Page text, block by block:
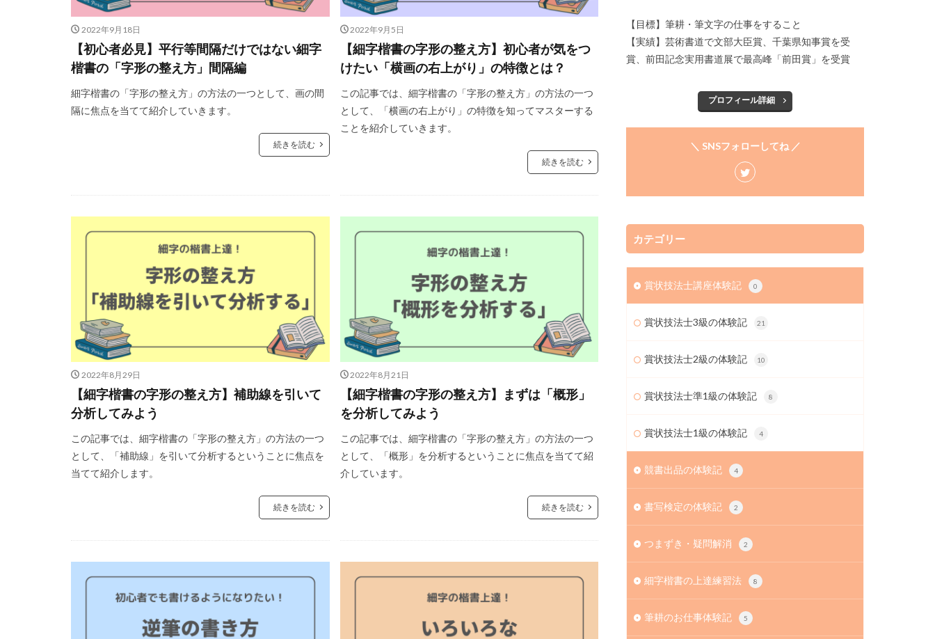
2022年9月18日
【初心者必見】平行等間隔だけではない細字
楷書の「字形の整え方」間隔編
細字楷書の「字形の整え方」の方法の一つとして、画の間
隔に焦点を当てて紹介していきます。
続きを読む
2022年9月5日
【細字楷書の字形の整え方】初心者が気をつ
けたい「横画の右上がり」の特徴とは？
この記事では、細字楷書の「字形の整え方」の方法の一つ
として、「横画の右上がり」の特徴を知ってマスターする
ことを紹介していきます。
続きを読む
2022年8月29日
【細字楷書の字形の整え方】補助線を引いて
分析してみよう
この記事では、細字楷書の「字形の整え方」の方法の一つ
として、「補助線」を引いて分析するということに焦点を
当てて紹介します。
続きを読む
2022年8月21日
【細字楷書の字形の整え方】まずは「概形」
を分析してみよう
この記事では、細字楷書の「字形の整え方」の方法の一つ
として、「概形」を分析するということに焦点を当てて紹
介しています。
続きを読む
【目標】筆耕・筆文字の仕事をすること
【実績】芸術書道で文部大臣賞、千葉県知事賞を受
賞、前田記念実用書道展で最高峰「前田賞」を受賞
プロフィール詳細
＼ SNSフォローしてね ／
カテゴリー
賞状技法士講座体験記 0
賞状技法士3級の体験記 21
賞状技法士2級の体験記 10
賞状技法士準1級の体験記 8
賞状技法士1級の体験記 4
競書出品の体験記 4
書写検定の体験記 2
つまずき・疑問解消 2
細字楷書の上達練習法 8
筆耕のお仕事体験記 5